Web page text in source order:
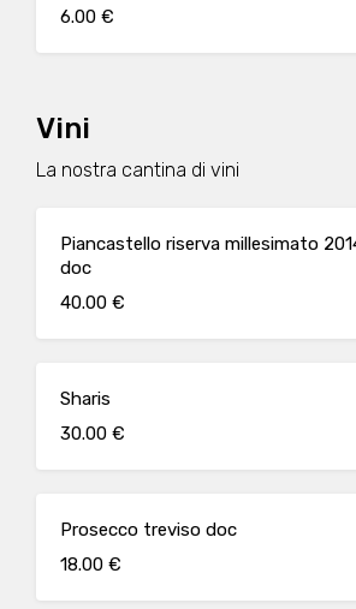
6.00 €
Vini
La nostra cantina di vini
Piancastello riserva millesimato
doc
40.00 €
Sharis
30.00 €
Prosecco treviso doc
18.00 €